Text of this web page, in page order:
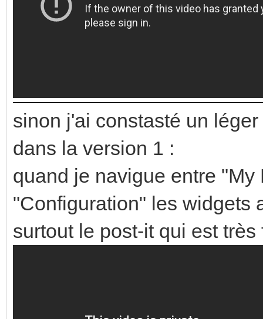
sinon j'ai constasté un
dans la version 1 :
quand je navigue entre
"Configuration" les widgets
surtout le post-it qui est